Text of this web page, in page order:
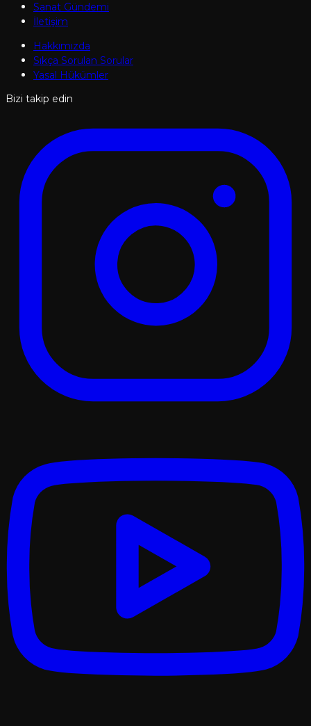
Sanat Gündemi
İletişim
Hakkımızda
Sıkça Sorulan Sorular
Yasal Hükümler
Bizi takip edin